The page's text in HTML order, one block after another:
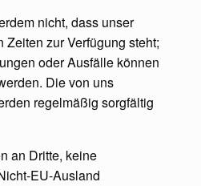
nicht, dass unser
Zeiten zur Verfügung steht;
oder Ausfälle können
Die von uns
regelmäßig sorgfältig
an Dritte, keine
EU-Ausland